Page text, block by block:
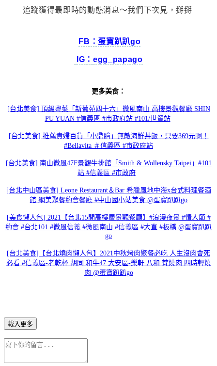
追蹤獲得最即時的動態消息～我們下次見，掰掰
FB：蛋寶趴趴go
IG：egg_papago
更多美食：
[台北美食] 頂級粵菜「新葡苑四十六」微風南山 高樓景觀餐廳 SHIN
PU YUAN #信義區 #市政府站 #101/世貿站
[台北美食] 推薦貴婦百貨「小鼎膾」無敵海鮮丼飯，只要369元啊！
#Bellavita ＃信義區 #市政府站
[台北美食] 南山微風47F景觀牛排館「Smith & Wollensky Taipei」#101
站 #信義區 #市政府
[台北中山區美食] Leone Restaurant＆Bar 希臘風地中海x台式料理餐酒
館 網美聚餐約會餐廳 #中山國小站美食 @蛋寶趴趴go
[美食懶人包] 2021【台北15間高樓層景觀餐廳】#浪漫夜景 #情人節 #
約會 #台北101 #微風信義 #微風南山 #信義區 #大直 #板橋 @蛋寶趴趴
go
[台北美食]【台北燒肉懶人包】2021中秋烤肉聚餐必吃 人生沒肉會死
必看 #信義區-老乾杯 胡同 和牛47 大安區-樂軒 八和 梵燒肉 四時輕燒
肉 @蛋寶趴趴go
載入更多